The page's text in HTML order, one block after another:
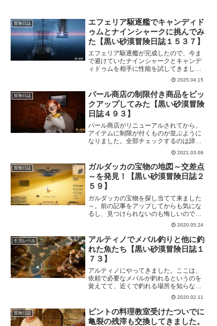
冒険日誌
エフェリア駆逐艦でキャンディド
ゥムとナインシャークに挑んでみ
た【黒い砂漠冒険日誌１５３７】
エフェリア駆逐艦が完成したので、今ま
で避けていたナインシャークとキャンデ
ィドゥムを相手に性能を試してきまし
た。さすがに駆逐艦というだけに期待通
りの戦闘力を見せてくれたと思います。
これで大洋の海獣退治を進めて、重帆船
への道のりを進みたいですね！
2025.04.15
冒険日誌
パール商店の制限付き商品をピッ
クアップしてみた【黒い砂漠冒険
日誌４９３】
パール商店がリニューアルされてから、
アイテムに制限が付くものが並ぶように
なりました。全部チェックするのは諦め
ましたけど、気になるアイテムはチェッ
クしておきました。記事にしているアイ
テムだけじゃないので、冒険者さんの気
になるアイテムをチェックしておいてく
ださい。
2021.03.09
冒険日誌
ガルダッカの宝物の地図～交差点
～を発見！【黒い砂漠冒険日誌２
５９】
ガルダッカの宝物を探し当てて来ました
～。前の記事をアップしてからも気にな
るし、見つけられないのも悔しいのでい
ろいろ調べて参考にしながら、シャベル
でホリホリしてようやくガルダッカの宝
物を見つけることが出来ました。砂漠で
マーカーも出ないというのは、辛いです
ね。次に困った冒険者さんが居た時の参
考になるよう、残しておきます。
2020.05.24
生活レベル
アルティノでメバル釣りと他に釣
れた魚たち【黒い砂漠冒険日誌１
７３】
アルティノにやってきました。ここは、
依頼で必要なメバルが釣れるというのを
覚えてて、近くで釣れる場所を知らない
のでアルティノまでやってきたんです。
ついでだし、今後も役に立つかな？と思
い他に釣れた魚も載せておこうかと。
2020.02.11
冒険日誌
ピントの料理教室受けたついでに
亀裂の残滓も交換してきました。